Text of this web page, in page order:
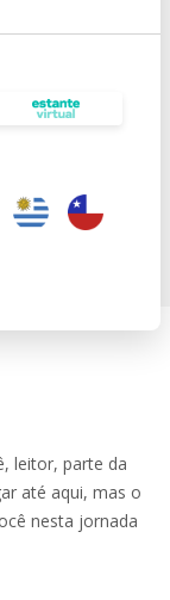
leitor, parte da
até aqui, mas o
nesta jornada